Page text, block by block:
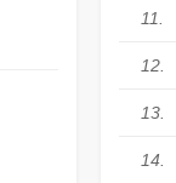
11.
12.
13.
14.